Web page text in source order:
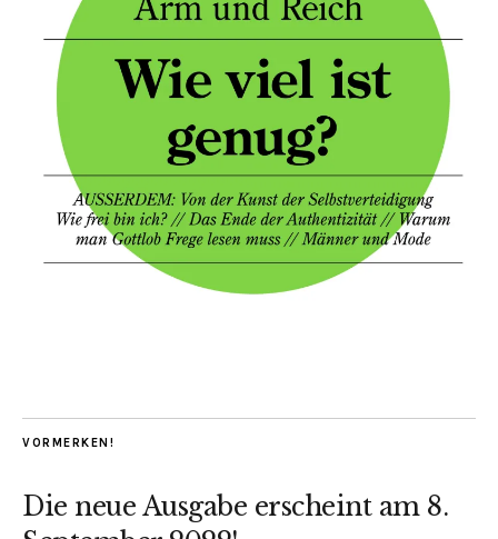
VORMERKEN!
Die neue Ausgabe erscheint am 8.